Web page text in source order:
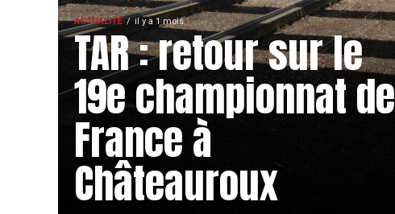
ACTUALITÉ il y a 1 mois
TAR : retour sur le
19e championnat de
France à
Châteauroux